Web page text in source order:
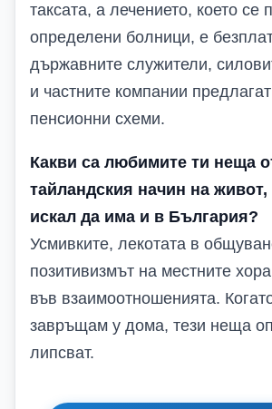
таксата, а лечението, което се
определени болници, е
държавните служители,
и частните компании
пенсионни схеми.
Какви са любимите ти неща
тайландския начин на живот,
искал да има и в България?
Усмивките, лекотата в
позитивизмът на местните
във взаимоотношенията.
завръщам у дома, тези неща
липсват.